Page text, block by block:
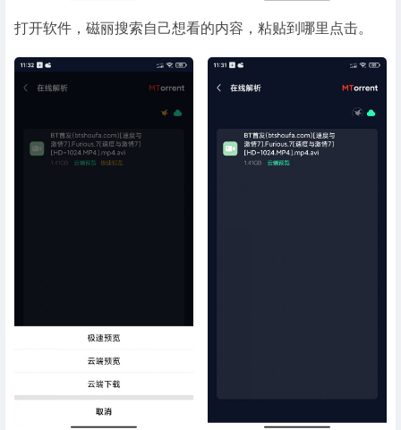
打开软件，磁丽搜索自己想看的内容，粘贴到哪里点击。